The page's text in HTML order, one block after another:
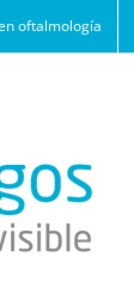
oftalmología